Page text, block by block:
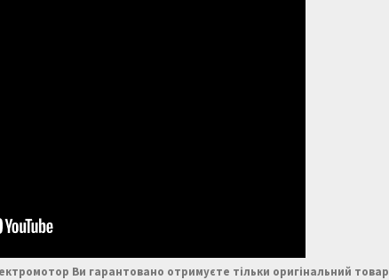
Ви гарантовано отримуєте тільки оригінальний товар